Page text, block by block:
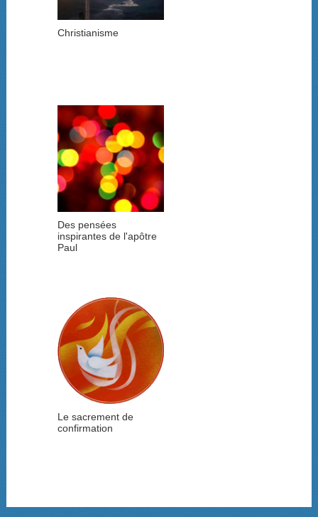
Christianisme
Des pensées
inspirantes de l'apôtre
Paul
Le sacrement de
confirmation